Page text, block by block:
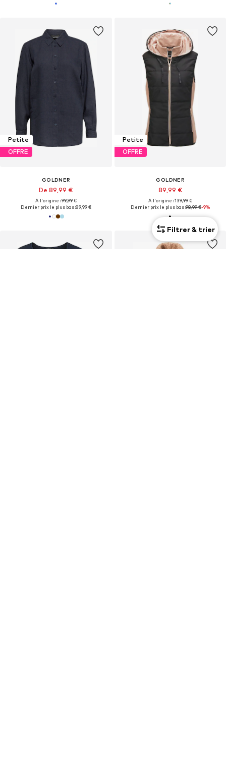
Petite
OFFRE
GOLDNER
De 89,99 €
À l'origine : 99,99 €
Dernier prix le plus bas :89,99 €
Petite
OFFRE
GOLDNER
89,99 €
À l'origine : 139,99 €
Dernier prix le plus bas :98,99 €-9%
Filtrer & trier